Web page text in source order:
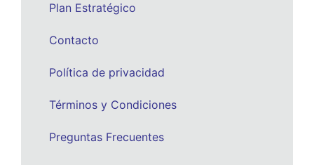
Plan Estratégico
Contacto
Política de privacidad
Términos y Condiciones
Preguntas Frecuentes